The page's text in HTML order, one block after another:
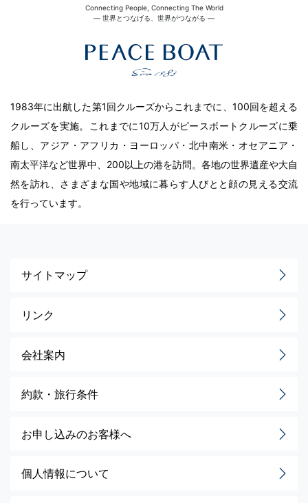
Connecting People, Connecting The World
― 世界とつなげる、世界がつながる ―
1983年に出航した第1回クルーズからこれまでに、100回を超える
クルーズを実施。これまでに10万人がピースボートクルーズに乗
船し、アジア・アフリカ・ヨーロッパ・北中南米・オセアニア・
南太平洋など世界中、200以上の港を訪問。各地の世界遺産や大自
然を訪れ、さまざまな国や地域に暮らす人びとと顔の見える交流
を行っています。
サイトマップ
リンク
会社案内
約款・旅行条件
お申し込みのお客様へ
個人情報について